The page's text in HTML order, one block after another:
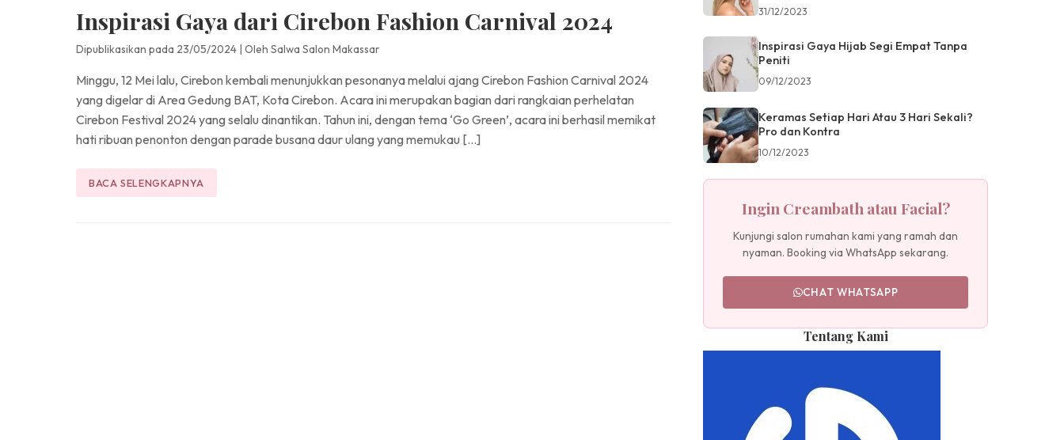
Inspirasi Gaya dari Cirebon Fashion Carnival 2024
Dipublikasikan pada 23/05/2024 | Oleh Salwa Salon Makassar
Minggu, 12 Mei lalu, Cirebon kembali menunjukkan pesonanya melalui ajang Cirebon Fashion Carnival 2024
yang digelar di Area Gedung BAT, Kota Cirebon. Acara ini merupakan bagian dari rangkaian perhelatan
Cirebon Festival 2024 yang selalu dinantikan. Tahun ini, dengan tema ‘Go Green’, acara ini berhasil memikat
hati ribuan penonton dengan parade busana daur ulang yang memukau […]
BACA SELENGKAPNYA
31/12/2023
Inspirasi Gaya Hijab Segi Empat Tanpa
Peniti
09/12/2023
Keramas Setiap Hari Atau 3 Hari Sekali?
Pro dan Kontra
10/12/2023
Ingin Creambath atau Facial?
Kunjungi salon rumahan kami yang ramah dan
nyaman. Booking via WhatsApp sekarang.
CHAT WHATSAPP
Tentang Kami